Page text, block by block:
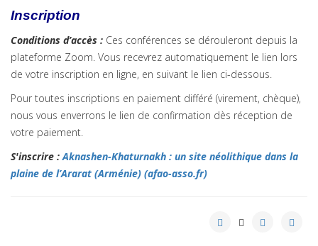
Inscription
Conditions d’accès : Ces conférences se dérouleront depuis la
plateforme Zoom. Vous recevrez automatiquement le lien lors
de votre inscription en ligne, en suivant le lien ci-dessous.
Pour toutes inscriptions en paiement différé (virement, chèque),
nous vous enverrons le lien de confirmation dès réception de
votre paiement.
S'inscrire :Aknashen-Khaturnakh : un site néolithique dans la
plaine de l’Ararat (Arménie) (afao-asso.fr)